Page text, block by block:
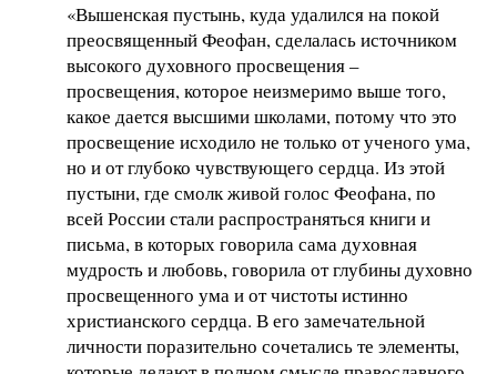
«Вышенская пустынь, куда удалился на покой
преосвященный Феофан, сделалась источником
высокого духовного просвещения –
просвещения, которое неизмеримо выше того,
какое дается высшими школами, потому что это
просвещение исходило не только от ученого ума,
но и от глубоко чувствующего сердца. Из этой
пустыни, где смолк живой голос Феофана, по
всей России стали распространяться книги и
письма, в которых говорила сама духовная
мудрость и любовь, говорила от глубины духовно
просвещенного ума и от чистоты истинно
христианского сердца. В его замечательной
личности поразительно сочетались те элементы,